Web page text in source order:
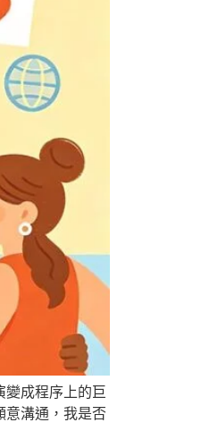
變成程序上的巨
意溝通，我是否